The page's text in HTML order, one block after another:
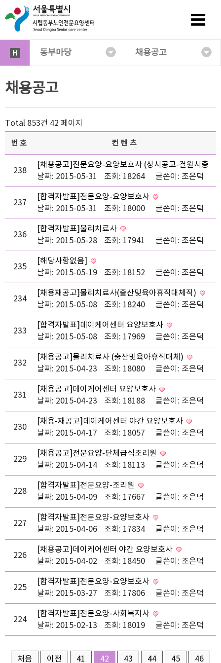
동부마당 채용공고
채용공고
Total 853건 42 페이지
번호 컨텐츠
238
[채용공고]전문요양-요양보호사 (상시공고-결원시충
원)
날짜: 2015-05-31 조회: 18264 글쓴이: 조은덕
237
[합격자발표]전문요양-요양보호사
날짜: 2015-05-31
조회: 18000 글쓴이: 조은덕
236
[합격자발표]물리치료사
날짜: 2015-05-28
조회: 17941 글쓴이: 조은덕
235
[해당사항없음]
날짜: 2015-05-19
조회: 18152 글쓴이: 조은덕
234
[채용재공고]물리치료사(출산및육아휴직대체직)
날짜: 2015-05-08
조회: 18240 글쓴이: 조은덕
233
[합격자발표]데이케어센터 요양보호사
날짜: 2015-05-08
조회: 17969 글쓴이: 조은덕
232
[채용공고]물리치료사 (출산및육아휴직대체)
날짜: 2015-04-23
조회: 18080 글쓴이: 조은덕
231
[채용공고]데이케어센터 요양보호사
날짜: 2015-04-23
조회: 18188 글쓴이: 조은덕
230
[채용-재공고]데이케어센터 야간 요양보호사
날짜: 2015-04-17
조회: 18057 글쓴이: 조은덕
229
[채용공고]전문요양-단체급식조리원
날짜: 2015-04-14
조회: 18113 글쓴이: 조은덕
228
[합격자발표]전문요양-조리원
날짜: 2015-04-09
조회: 17667 글쓴이: 조은덕
227
[합격자발표]전문요양-요양보호사
날짜: 2015-04-06
조회: 17834 글쓴이: 조은덕
226
[채용공고]데이케어센터 야간 요양보호사
날짜: 2015-04-02
조회: 18450 글쓴이: 조은덕
225
[합격자발표]전문요양-요양보호사
날짜: 2015-03-27
조회: 17806 글쓴이: 조은덕
224
[합격자발표]전문요양-사회복지사
날짜: 2015-02-13
조회: 18019 글쓴이: 조은덕
처음 이전 41 42 43 44 45 46